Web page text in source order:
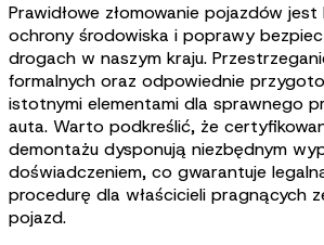
Prawidłowe złomowanie pojazdów jest
ochrony środowiska i poprawy
drogach w naszym kraju.
formalnych oraz odpowiednie
istotnymi elementami dla sprawnego
auta. Warto podkreślić, że
demontażu dysponują niezbędnym
doświadczeniem, co gwarantuje
procedurę dla właścicieli pragnących
pojazd.